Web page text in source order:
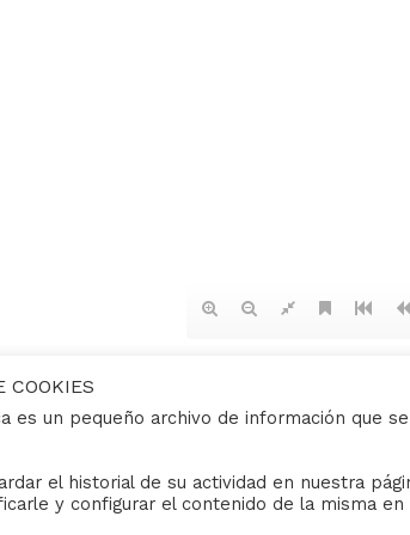
y Cofradías de la ciudad de Sevilla
COOKIES
es un pequeño archivo de información que
el historial de su actividad en nuestra
y configurar el contenido de la misma